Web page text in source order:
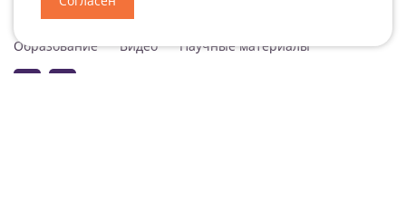
Образование
Видео Научные материалы